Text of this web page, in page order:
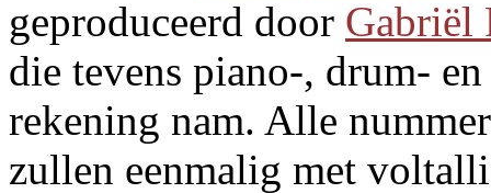
geproduceerd door Gabriël
die tevens piano-, drum-
rekening nam. Alle
zullen eenmalig met